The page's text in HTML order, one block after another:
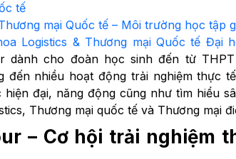
tế
mại Quốc tế – Môi trường học tập
Logistics & Thương mại Quốc tế Đại
dành cho đoàn học sinh đến từ
đến nhiều hoạt động trải nghiệm thực
hiện đại, năng động cũng như tìm hiểu
Thương mại quốc tế và Thương mại
– Cơ hội trải nghiệm